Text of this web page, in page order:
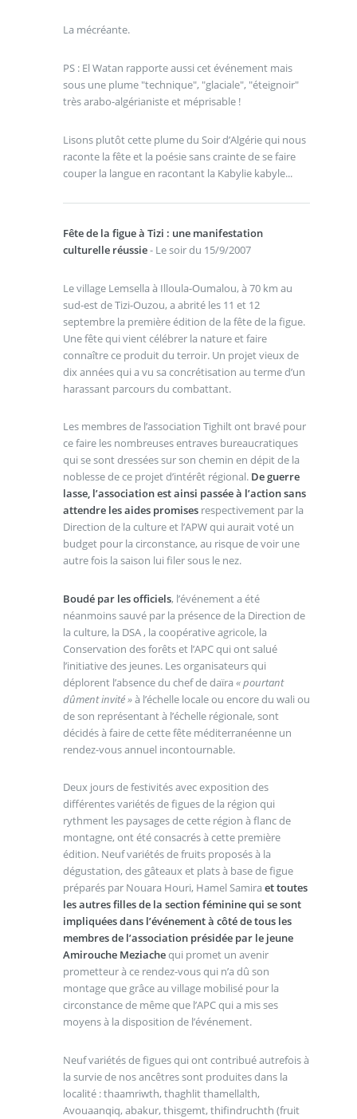
La mécréante.
PS : El Watan rapporte aussi cet événement mais
sous une plume "technique", "glaciale", "éteignoir"
très arabo-algérianiste et méprisable !
Lisons plutôt cette plume du Soir d’Algérie qui nous
raconte la fête et la poésie sans crainte de se faire
couper la langue en racontant la Kabylie kabyle...
Fête de la figue à Tizi : une manifestation
culturelle réussie- Le soir du 15/9/2007
Le village Lemsella à Illoula-Oumalou, à 70 km au
sud-est de Tizi-Ouzou, a abrité les 11 et 12
septembre la première édition de la fête de la figue.
Une fête qui vient célébrer la nature et faire
connaître ce produit du terroir. Un projet vieux de
dix années qui a vu sa concrétisation au terme d’un
harassant parcours du combattant.
Les membres de l’association Tighilt ont bravé pour
ce faire les nombreuses entraves bureaucratiques
qui se sont dressées sur son chemin en dépit de la
noblesse de ce projet d’intérêt régional. De guerre
lasse, l’association est ainsi passée à l’action sans
attendre les aides promisesrespectivement par la
Direction de la culture et l’APW qui aurait voté un
budget pour la circonstance, au risque de voir une
autre fois la saison lui filer sous le nez.
Boudé par les officiels, l’événement a été
néanmoins sauvé par la présence de la Direction de
la culture, la DSA , la coopérative agricole, la
Conservation des forêts et l’APC qui ont salué
l’initiative des jeunes. Les organisateurs qui
déplorent l’absence du chef de daïra « pourtant
dûment invité »à l’échelle locale ou encore du wali ou
de son représentant à l’échelle régionale, sont
décidés à faire de cette fête méditerranéenne un
rendez-vous annuel incontournable.
Deux jours de festivités avec exposition des
différentes variétés de figues de la région qui
rythment les paysages de cette région à flanc de
montagne, ont été consacrés à cette première
édition. Neuf variétés de fruits proposés à la
dégustation, des gâteaux et plats à base de figue
préparés par Nouara Houri, Hamel Samira et toutes
les autres filles de la section féminine qui se sont
impliquées dans l’événement à côté de tous les
membres de l’association présidée par le jeune
Amirouche Meziachequi promet un avenir
prometteur à ce rendez-vous qui n’a dû son
montage que grâce au village mobilisé pour la
circonstance de même que l’APC qui a mis ses
moyens à la disposition de l’événement.
Neuf variétés de figues qui ont contribué autrefois à
la survie de nos ancêtres sont produites dans la
localité : thaamriwth, thaghlit thamellalth,
Avouaanqiq, abakur, thisgemt, thifindruchth (fruit